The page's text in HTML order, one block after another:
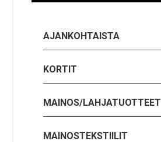
AJANKOHTAISTA
KORTIT
MAINOS/LAHJATUOTTEET
MAINOSTEKSTIILIT